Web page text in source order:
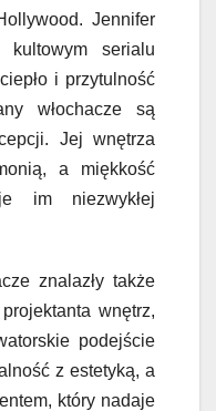
Jennifer
serialu
i przytulność
włochacze są
Jej wnętrza
a miękkość
im niezwykłej
znalazły także
wnętrz,
podejście
z estetyką, a
który nadaje